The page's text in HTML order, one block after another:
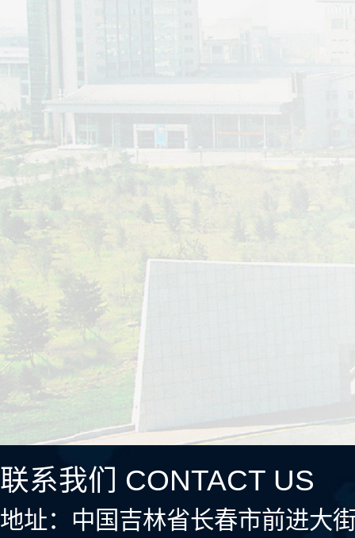
联系我们 CONTACT US
地址：中国吉林省长春市前进